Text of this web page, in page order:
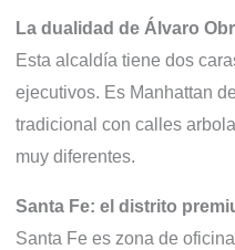
La dualidad de Álvaro
Esta alcaldía tiene dos
ejecutivos. Es Manhattan
tradicional con calles
muy diferentes.
Santa Fe: el distrito
Santa Fe es zona de